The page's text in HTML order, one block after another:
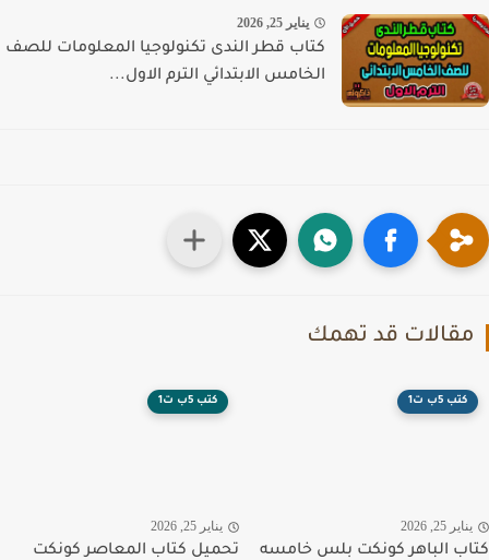
يناير 25, 2026
كتاب قطر الندى تكنولوجيا المعلومات للصف
الخامس الابتدائي الترم الاول...
قد تهمك
كتب 5ب ت1
25, 2026
الباهر كونكت بلس خامسه
كتب 5ب ت1
يناير 25, 2026
تحميل كتاب المعاصر كونكت